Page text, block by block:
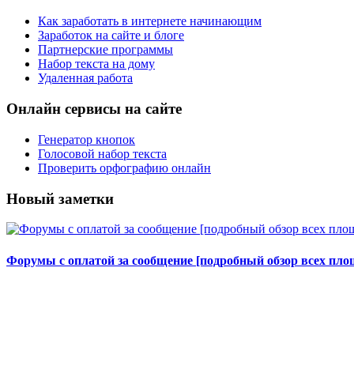
Как заработать в интернете начинающим
Заработок на сайте и блоге
Партнерские программы
Набор текста на дому
Удаленная работа
Онлайн сервисы на сайте
Генератор кнопок
Голосовой набор текста
Проверить орфографию онлайн
Новый заметки
Форумы с оплатой за сообщение [подробный обзор всех